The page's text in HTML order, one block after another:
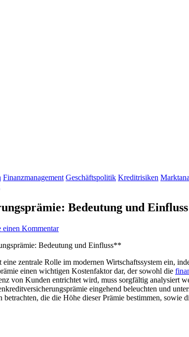
Finanzmanagement Geschäftspolitik Kreditrisiken
Bedeutung und Einfluss
einen Kommentarzu
Bedeutung
Einfluss
Bedeutung und Einfluss**
zentrale ‌Rolle im modernen Wirtschaftssystem ein,
einen ‍wichtigen Kostenfaktor dar, der sowohl die
von Kunden ⁣entrichtet ⁢wird, muss sorgfältig⁣ analysiert
eingehend ⁣beleuchten und
die ⁢die Höhe dieser ​Prämie bestimmen,